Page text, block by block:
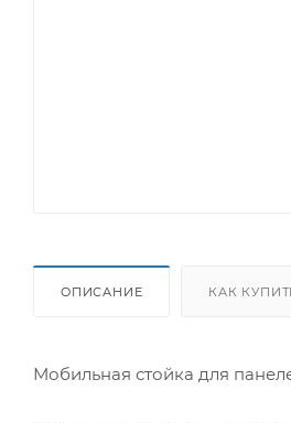
ОПИСАНИЕ КАК
Мобильная стойка для